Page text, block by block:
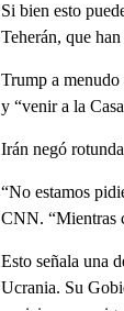
Si bien esto
Teherán, que
Trump a menudo
y “venir a la
Irán negó
“No estamos
CNN. “Mientras
Esto señala una
Ucrania. Su